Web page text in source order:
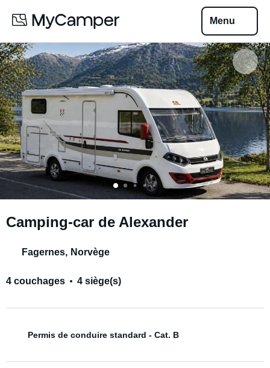
Menu
Camping-car de Alexander
Fagernes, Norvège
4 couchages 4 siège(s)
Permis de conduire standard - Cat. B